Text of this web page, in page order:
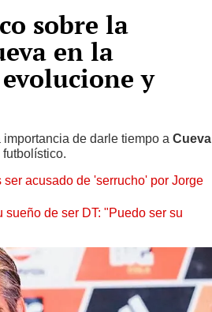
sobre la
en la
y
importancia de darle tiempo a Cueva
acusado de 'serrucho' por Jorge
de ser DT: "Puedo ser su